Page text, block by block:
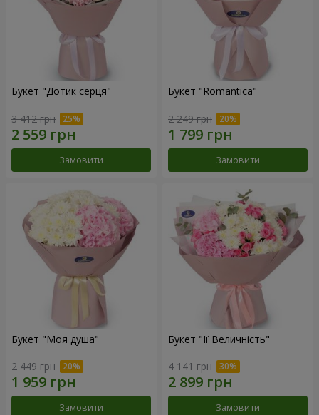
Букет "Дотик серця"
3 412 грн
Замовити
Букет "Romantica"
2 249 грн
Замовити
Букет "Моя душа"
2 449 грн
Замовити
Букет "Її Величність"
4 141 грн
Замовити